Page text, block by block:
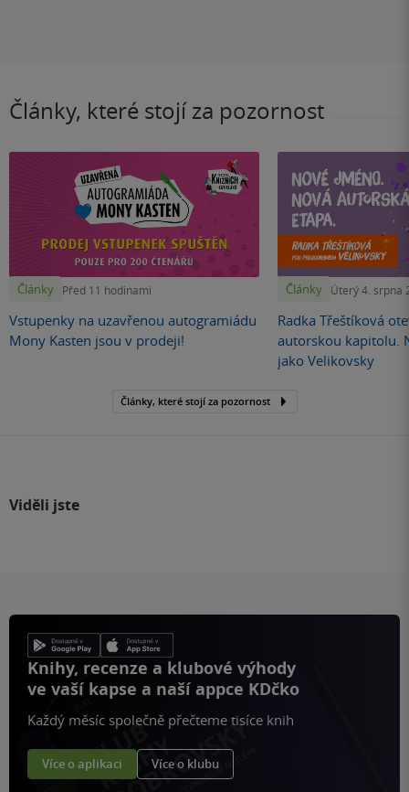
Články, které stojí za pozornost
Články Před 11 hodinami
Vstupenky na uzavřenou autogramiádu
Mony Kasten jsou v prodeji!
Články Úterý 4. srpna
Radka Třeštíková
autorskou kapitolu.
jako Velikovsky
Články, které stojí za pozornost
Viděli jste
Knihy, recenze a klubové výhody
ve vaší kapse a naší appce KDčko
Každý měsíc společně přečteme tisíce knih
Více o aplikaci Více o klubu